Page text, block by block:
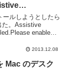
れた時の対処方
ールしようとしたら
た。Assistive
enable
2013.12.08
Mac のデスク